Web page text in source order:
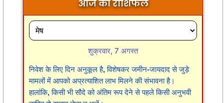
शुक्रवार, 7 अगस्त
निवेश के लिए दिन अनुकूल है, विशेषकर जमीन-जायदाद से जुड़े
हालांकि, किसी भी सौदे को अंतिम रूप देने से पहले किसी अनुभवी
व्यक्ति से सलाह लेना न भूलें।